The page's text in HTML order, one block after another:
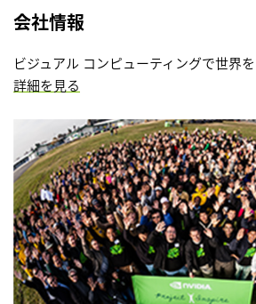
会社情報
ビジュアル コンピューティングで世界
詳細を見る